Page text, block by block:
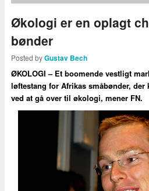
Økologi er en oplagt
bønder
Posted byGustav Bech
ØKOLOGI – Et boomende vestligt
løftestang for Afrikas småbønder,
ved at gå over til økologi, mener FN.